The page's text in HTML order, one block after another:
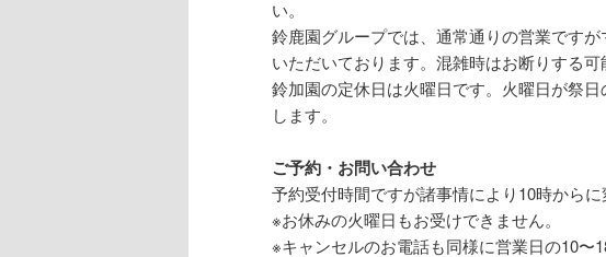
い。
鈴鹿園グループでは、通常通りの営業です
いただいております。混雑時はお断りする可
鈴加園の定休日は火曜日です。火曜日が祭
します。
ご予約・お問い合わせ
予約受付時間ですが諸事情により10時からに
※お休みの火曜日もお受けできません。
※キャンセルのお電話も同様に営業日の10〜